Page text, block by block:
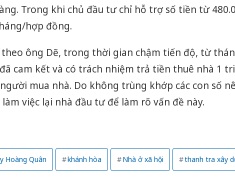
Trong khi chủ đầu tư chỉ hỗ trợ số tiền từ
hợp đồng.
ông Dẽ, trong thời gian chậm tiến độ, từ
cam kết và có trách nhiệm trả tiền thuê nhà 1
mua nhà. Do không trùng khớp các con số
làm việc lại nhà đầu tư để làm rõ vấn đề này.
Hoàng Quân khánh hòa Nhà ở xã hội thanh tra xây